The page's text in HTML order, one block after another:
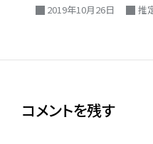
2019年10月26日 推
コメントを残す